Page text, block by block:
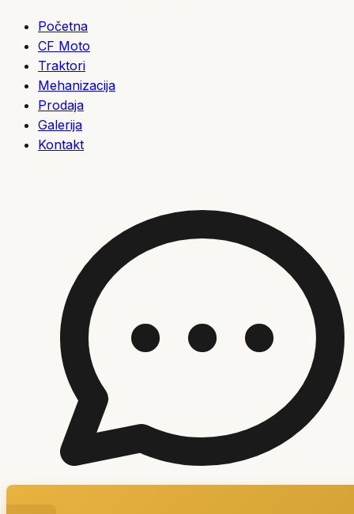
Početna
CF Moto
Traktori
Mehanizacija
Prodaja
Galerija
Kontakt